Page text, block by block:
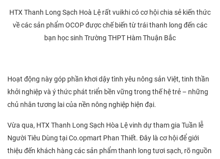
HTX Thanh Long Sạch Hoà Lệ rất vuikhi có cơ hội chia sẻ kiến thức
về các sản phẩm OCOP được chế biến từ trái thanh long đến các
bạn học sinh Trường THPT Hàm Thuận Bắc
Hoạt động này góp phần khơi dậy tình yêu nông sản Việt, tinh thần
khởi nghiệp và ý thức phát triển bền vững trong thế hệ trẻ – những
chủ nhân tương lai của nền nông nghiệp hiện đại.
Vừa qua, HTX Thanh Long Sạch Hòa Lệ vinh dự tham gia Tuần lễ
Người Tiêu Dùng tại Co.opmart Phan Thiết. Đây là cơ hội để giới
thiệu đến khách hàng các sản phẩm thanh long tươi sạch, rõ nguồn